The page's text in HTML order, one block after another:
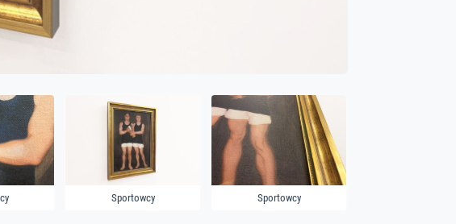
Sportowcy Sportowcy